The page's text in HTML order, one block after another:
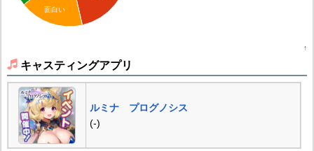
面白い
↑
キャスティングアプリ
ルミナ プログノシス
(-)